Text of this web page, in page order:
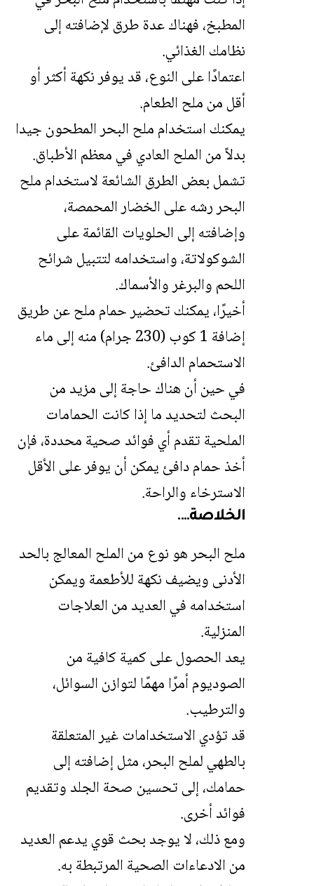
المطبخ، فهناك عدة طرق لإضافته إلى
نظامك الغذائي.
اعتمادًا على النوع، قد يوفر نكهة أكثر أو
أقل من ملح الطعام.
يمكنك استخدام ملح البحر المطحون جيدا
بدلاً من الملح العادي في معظم الأطباق.
تشمل بعض الطرق الشائعة لاستخدام ملح
البحر رشه على الخضار المحمصة،
وإضافته إلى الحلويات القائمة على
الشوكولاتة، واستخدامه لتتبيل شرائح
اللحم والبرغر والأسماك.
أخيرًا، يمكنك تحضير حمام ملح عن طريق
إضافة 1 كوب (230 جرام) منه إلى ماء
الاستحمام الدافئ.
في حين أن هناك حاجة إلى مزيد من
البحث لتحديد ما إذا كانت الحمامات
الملحية تقدم أي فوائد صحية محددة، فإن
أخذ حمام دافئ يمكن أن يوفر على الأقل
الاسترخاء والراحة.
الخلاصة….
ملح البحر هو نوع من الملح المعالج بالحد
الأدنى ويضيف نكهة للأطعمة ويمكن
استخدامه في العديد من العلاجات
المنزلية.
يعد الحصول على كمية كافية من
الصوديوم أمرًا مهمًا لتوازن السوائل،
والترطيب.
قد تؤدي الاستخدامات غير المتعلقة
بالطهي لملح البحر، مثل إضافته إلى
حمامك، إلى تحسين صحة الجلد وتقديم
فوائد أخرى.
ومع ذلك، لا يوجد بحث قوي يدعم العديد
من الادعاءات الصحية المرتبطة به.